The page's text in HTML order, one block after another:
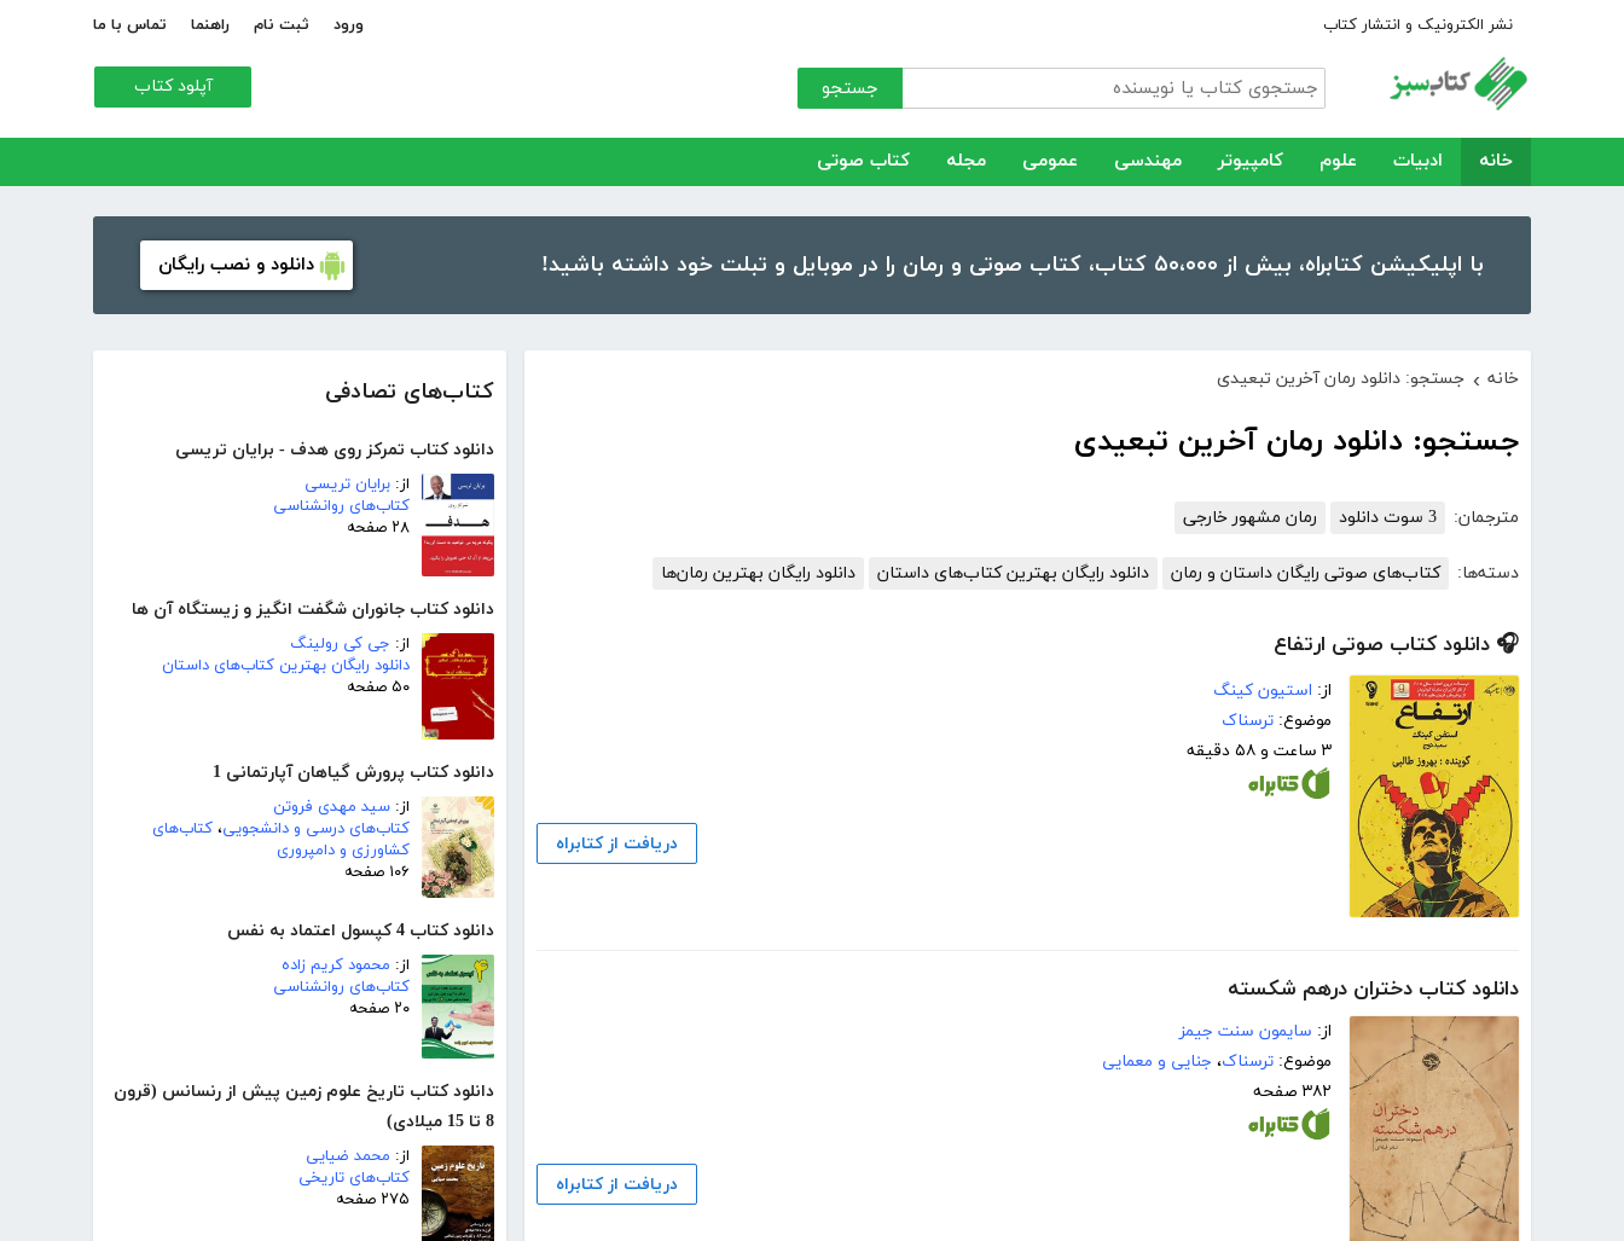
نشر الکترونیک و انتشار کتاب ورود ثبت نام راهنما تماس با ما
جستجو آپلود کتاب
خانه ادبیات علوم کامپیوتر مهندسی عمومی مجله کتاب صوتی
با اپلیکیشن کتابراه، بیش از ۵۰،۰۰۰ کتاب، کتاب صوتی و رمان را در موبایل و تبلت خود داشته باشید! دانلود و نصب رایگان
کتاب‌های تصادفی
دانلود کتاب تمرکز روی هدف - برایان تریسی
از: برایان تریسی
کتاب‌های روانشناسی
۲۸ صفحه
دانلود کتاب جانوران شگفت انگیز و زیستگاه آن ها
از: جی کی رولینگ
دانلود رایگان بهترین کتاب‌های داستان
۵۰ صفحه
دانلود کتاب پرورش گیاهان آپارتمانی 1
از: سید مهدی فروتن
کتاب‌های درسی و دانشجویی، کتاب‌های
کشاورزی و دامپروری
۱۰۶ صفحه
دانلود کتاب 4 کپسول اعتماد به نفس
از: محمود کریم زاده
کتاب‌های روانشناسی
۲۰ صفحه
دانلود کتاب تاریخ علوم زمین پیش از رنسانس (قرون
8 تا 15 میلادی)
از: محمد ضیایی
کتاب‌های تاریخی
۲۷۵ صفحه
خانه › جستجو: دانلود رمان آخرین تبعیدی
جستجو: دانلود رمان آخرین تبعیدی
مترجمان: 3 سوت دانلود رمان مشهور خارجی
دسته‌ها: کتاب‌های صوتی رایگان داستان و رمان دانلود رایگان بهترین کتاب‌های داستان دانلود رایگان بهترین رمان‌ها
🎧 دانلود کتاب صوتی ارتفاع
از: استیون کینگ
موضوع: ترسناک
۳ ساعت و ۵۸ دقیقه
دریافت از کتابراه
دانلود کتاب دختران درهم شکسته
از: سایمون سنت جیمز
موضوع: ترسناک، جنایی و معمایی
۳۸۲ صفحه
دریافت از کتابراه